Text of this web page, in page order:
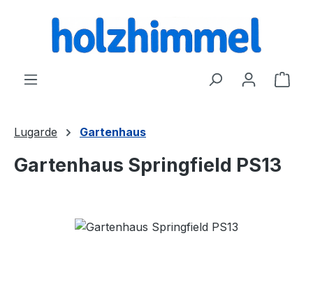
springen
Lugarde Gartenhaus
Gartenhaus Springfield PS13
Bildergalerie überspringen